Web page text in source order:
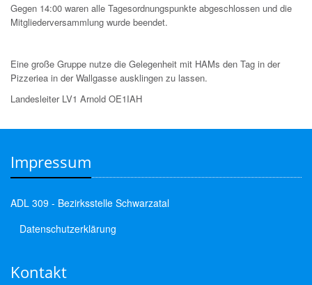
Gegen 14:00 waren alle Tagesordnungspunkte abgeschlossen und die
Mitgliederversammlung wurde beendet.
Eine große Gruppe nutze die Gelegenheit mit HAMs den Tag in der
Pizzeriea in der Wallgasse ausklingen zu lassen.
Landesleiter LV1 Arnold OE1IAH
Impressum
ADL 309 - Bezirksstelle Schwarzatal
Datenschutzerklärung
Kontakt